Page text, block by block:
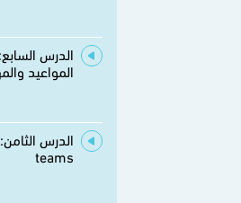
الدرس
المواعيد
teams